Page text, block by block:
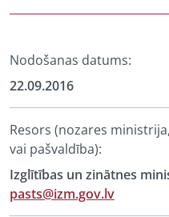
Nodošanas datums:
22.09.2016
Resors (nozares
vai pašvaldība):
Izglītības un zinātnes
pasts@izm.gov.lv